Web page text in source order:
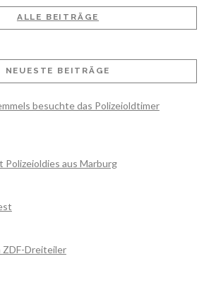
VIEW POST
ALLE BEITRÄGE
NEUESTE BEITRÄGE
besuchte das Polizeioldtimer
Polizeioldies aus Marburg
ZDF-Dreiteiler